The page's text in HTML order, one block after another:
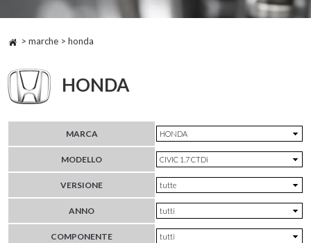
> marche > honda
HONDA
MARCA
MODELLO
VERSIONE
ANNO
COMPONENTE